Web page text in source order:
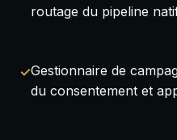
routage du pipeline
Gestionnaire de
du consentement et